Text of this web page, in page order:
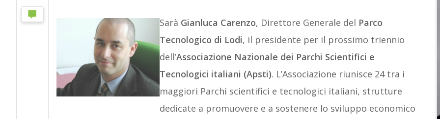
Sarà Gianluca Carenzo, Direttore Generale del Parco
Tecnologico di Lodi, il presidente per il prossimo triennio
dell’Associazione Nazionale dei Parchi Scientifici e
Tecnologici italiani (Apsti). L’Associazione riunisce 24 tra i
maggiori Parchi scientifici e tecnologici italiani, strutture
dedicate a promuovere e a sostenere lo sviluppo economico